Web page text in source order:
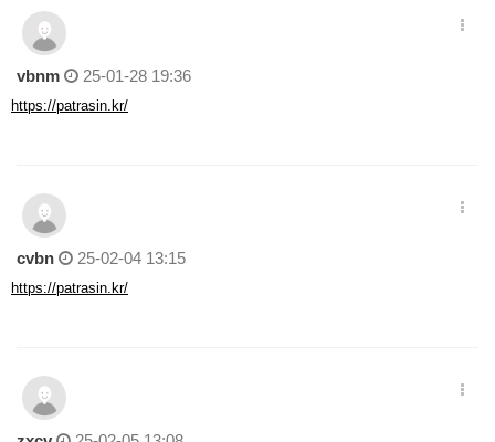
vbnm 25-01-28 19:36
https://patrasin.kr/
cvbn 25-02-04 13:15
https://patrasin.kr/